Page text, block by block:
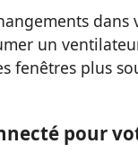
un
fenêtres plus
pour